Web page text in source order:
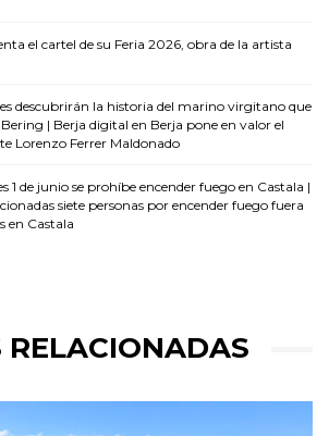
el cartel de su Feria 2026, obra de la artista
descubrirán la historia del marino virgitano que
| Berja digital en Berja pone en valor el
Lorenzo Ferrer Maldonado
1 de junio se prohíbe encender fuego en Castala |
siete personas por encender fuego fuera
en Castala
RELACIONADAS